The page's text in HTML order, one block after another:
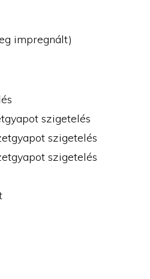
impregnált)
szigetelés
szigetelés
szigetelés